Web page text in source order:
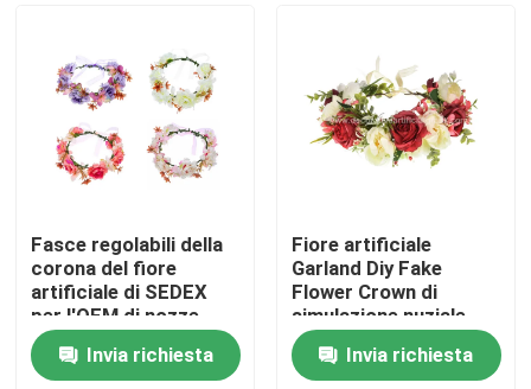
Prodotti
Chi siamo
Fasce regolabili della
corona del fiore
artificiale di SEDEX
per l'OEM di nozze
Invia richiesta
Fiore artificiale
Garland Diy Fake
Flower Crown di
simulazione nuziale
18cm
Invia richiesta